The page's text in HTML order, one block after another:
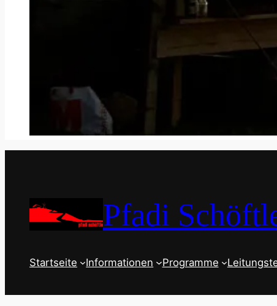
Pfadi
Startseite Informationen Programme